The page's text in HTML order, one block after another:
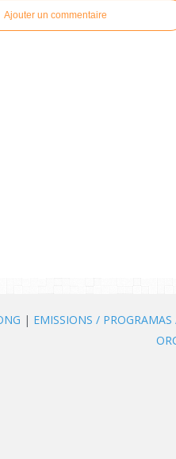
Ajouter un commentaire
| EMISSIONS /